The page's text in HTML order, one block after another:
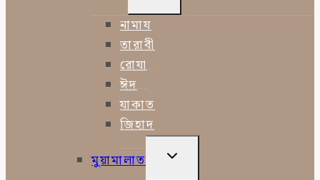
MENU
নামায
তারাবী
রোযা
ঈদ
যাকাত
জিহাদ
মুয়ামালাত
TOGGLE